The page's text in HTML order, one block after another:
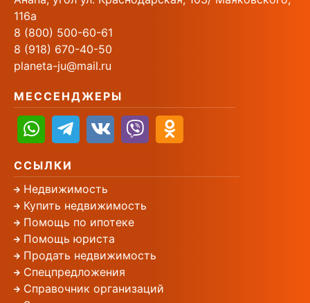
116а
8 (800) 500-60-61
8 (918) 670-40-50
planeta-ju@mail.ru
МЕССЕНДЖЕРЫ
ССЫЛКИ
Недвижимость
Купить недвижимость
Помощь по ипотеке
Помощь юриста
Продать недвижимость
Спецпредложения
Справочник организаций